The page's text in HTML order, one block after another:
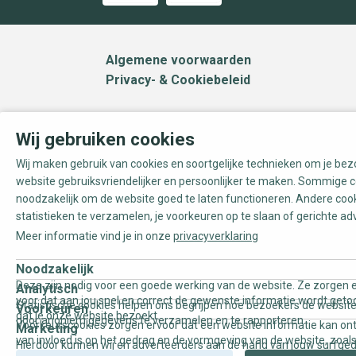
Algemene voorwaarden
Privacy- & Cookiebeleid
Wij gebruiken cookies
Wij maken gebruik van cookies en soortgelijke technieken om je
website gebruiksvriendelijker en persoonlijker te maken. Sommige
noodzakelijk om de website goed te laten functioneren. Andere
statistieken te verzamelen, je voorkeuren op te slaan of gerichte
Meer informatie vind je in onze privacyverklaring
Noodzakelijk
Deze zijn nodig voor een goede werking van de website. Ze zorgen
voor dat aan jou snel en correct de gewenste informatie wordt
dat je onze website bezoekt.
Analytisch
Statistische cookies helpen ons begrijpen hoe bezoekers de
door anoniem gegevens te verzamelen en te rapporteren.
Voorkeuren
Voorkeurscookies zorgen ervoor dat een website informatie kan
van invloed is op het gedrag en de vormgeving van de website,
Marketing
Hierdoor kunnen wij en adverteerders aan de hand van jouw